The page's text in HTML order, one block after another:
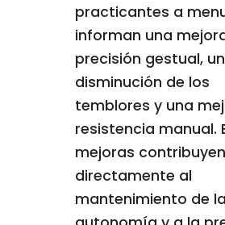
practicantes a
informan una
precisión gestual,
disminución de los
temblores y una
resistencia manual.
mejoras contribuyen
directamente al
mantenimiento de la